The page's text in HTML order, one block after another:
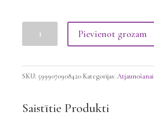
Matu
Yogurt
250ml
Pievienot grozam
SKU: 5999070908420 Kategorijas: Atjaunošanai
Saistītie Produkti